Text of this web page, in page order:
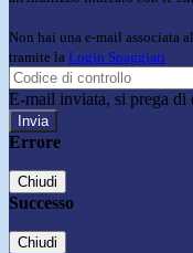
Non hai una e-mail associata
tramite la Login Spaggiari
E-mail inviata, si prega di
Errore
Chiudi
Successo
Chiudi